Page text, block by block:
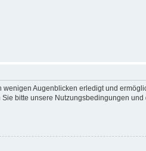
Augenblicken erledigt und
bitte unsere Nutzungsbedingungen